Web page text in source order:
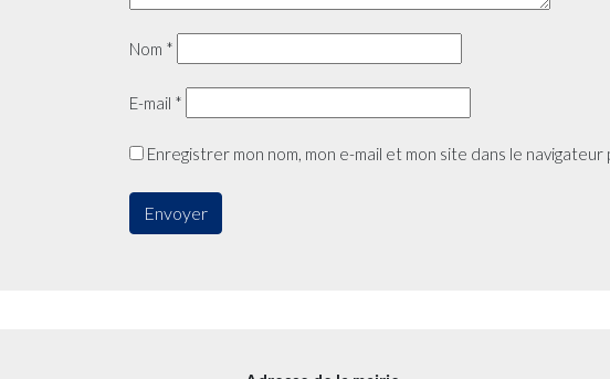
Nom *
E-mail *
Enregistrer mon nom, mon e-mail et mon site dans le